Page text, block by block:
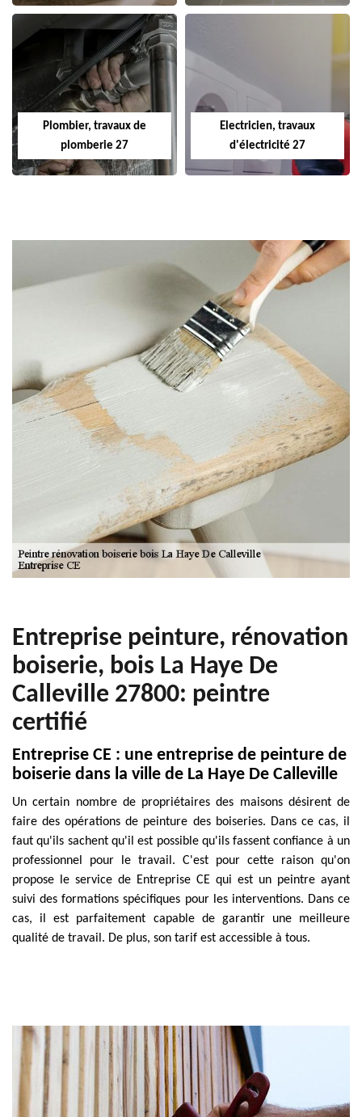
Plombier, travaux de
plomberie 27
Electricien, travaux
d'électricité 27
Entreprise peinture, rénovation
boiserie, bois La Haye De
Calleville 27800: peintre
certifié
Entreprise CE : une entreprise de peinture de
boiserie dans la ville de La Haye De Calleville
Un certain nombre de propriétaires des maisons désirent de
faire des opérations de peinture des boiseries. Dans ce cas, il
faut qu'ils sachent qu'il est possible qu'ils fassent confiance à un
professionnel pour le travail. C'est pour cette raison qu'on
propose le service de Entreprise CE qui est un peintre ayant
suivi des formations spécifiques pour les interventions. Dans ce
cas, il est parfaitement capable de garantir une meilleure
qualité de travail. De plus, son tarif est accessible à tous.